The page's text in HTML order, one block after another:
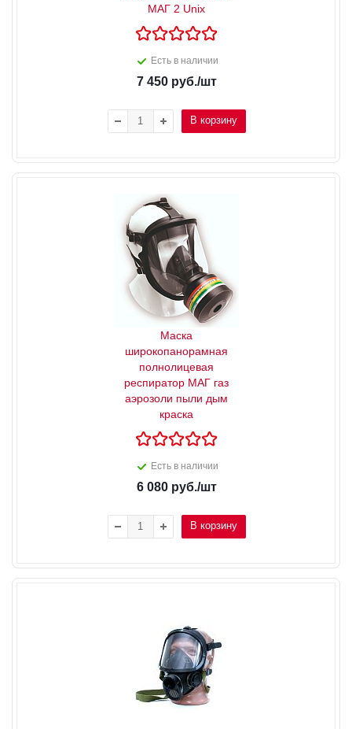
МАГ 2 Unix
Есть в наличии
7 450руб./шт
В корзину
Маска
широкопанорамная
полнолицевая
респиратор МАГ газ
аэрозоли пыли дым
краска
Есть в наличии
6 080руб./шт
В корзину